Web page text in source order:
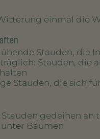
einmal die
Stauden, die
: Stauden, die
Stauden, die sich
Stauden gedeihen
Bäumen